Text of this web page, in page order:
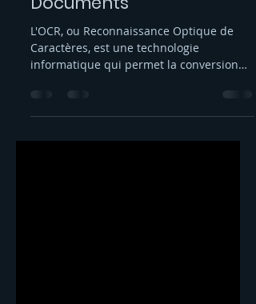
Texte pour l'Analyse de
Documents
L'OCR, ou Reconnaissance Optique de
automatique de textes imprimés...